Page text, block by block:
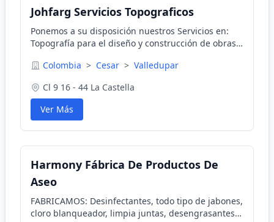
Johfarg Servicios Topograficos
Ponemos a su disposición nuestros Servicios en:
Topografía para el diseño y construcción de obras
Colombia > Cesar > Valledupar
Cl 9 16 - 44 La Castella
Ver Más
Harmony Fábrica De Productos De
Aseo
FABRICAMOS: Desinfectantes, todo tipo de jabones,
cloro blanqueador, limpia juntas, desengrasantes,